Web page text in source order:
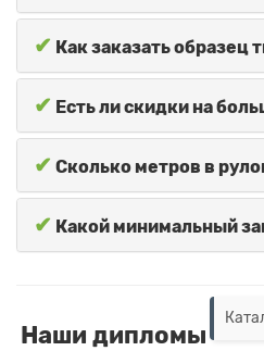
✔ Как заказать образец
✔ Есть ли скидки на
✔ Сколько метров в
✔ Какой минимальный
Наши дипломы